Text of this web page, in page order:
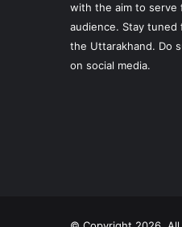
with the aim to serve
audience. Stay
the Uttarakhand. Do
on social media.